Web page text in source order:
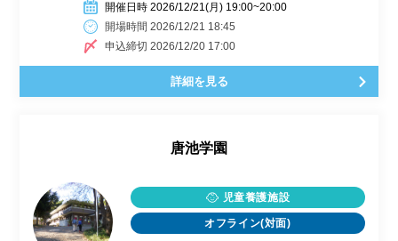
開催日時 2026/12/21(月) 19:00~20:00
開場時間 2026/12/21 18:45
申込締切 2026/12/20 17:00
詳細を見る
唐池学園
児童養護施設
オフライン(対面)